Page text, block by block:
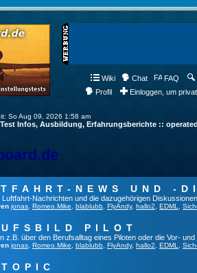
Wiki Chat FAQ
Profil
Einloggen, um
So Aug 09, 2026 1:58 am
Infos, Ausbildung, Erfahrungsberichte ::
NEWS UND -
Luftfahrt-Nachrichten und die dazugehörigen
jonas Romeo.Mike blablubb FlyAndy, hallo2 EDML
PILOT
z.B. über den Berufsalltag eines Piloten oder die Vor-
jonas Romeo.Mike blablubb FlyAndy, hallo2 EDML